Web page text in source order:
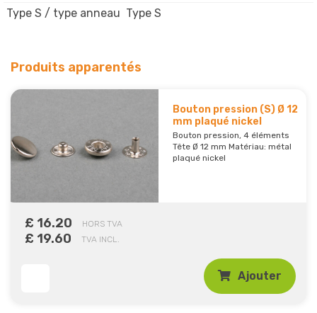
Type S / type anneau Type S
Produits apparentés
Bouton pression (S) Ø 12
mm plaqué nickel
Bouton pression, 4 éléments
Tête Ø 12 mm Matériau: métal
plaqué nickel
£ 16.20 HORS TVA
£ 19.60 TVA INCL.
Ajouter